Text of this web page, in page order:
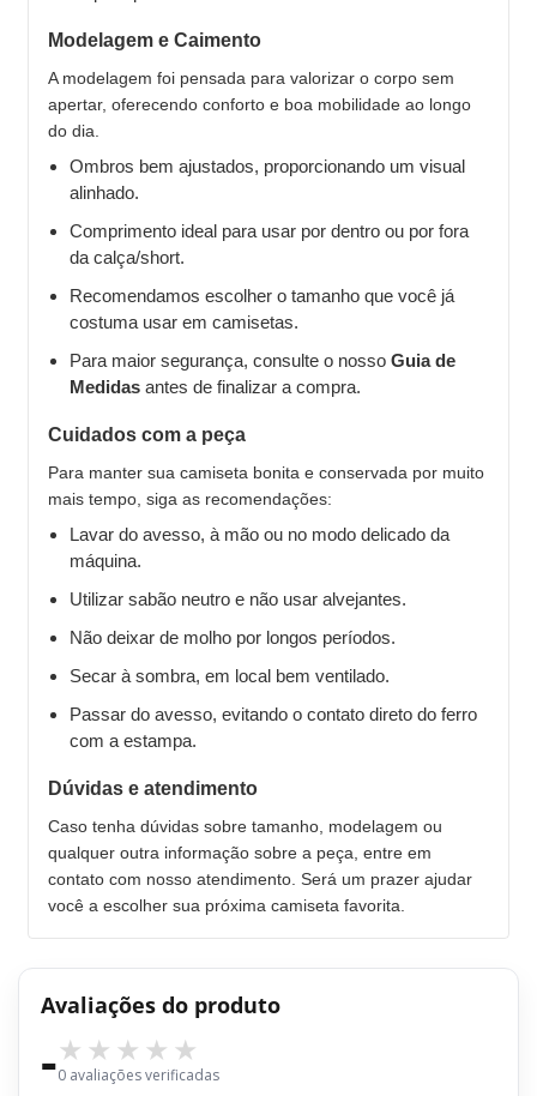
Modelagem e Caimento
A modelagem foi pensada para valorizar o corpo sem
apertar, oferecendo conforto e boa mobilidade ao longo
do dia.
Ombros bem ajustados, proporcionando um visual
alinhado.
Comprimento ideal para usar por dentro ou por fora
da calça/short.
Recomendamos escolher o tamanho que você já
costuma usar em camisetas.
Para maior segurança, consulte o nosso Guia de
Medidas antes de finalizar a compra.
Cuidados com a peça
Para manter sua camiseta bonita e conservada por muito
mais tempo, siga as recomendações:
Lavar do avesso, à mão ou no modo delicado da
máquina.
Utilizar sabão neutro e não usar alvejantes.
Não deixar de molho por longos períodos.
Secar à sombra, em local bem ventilado.
Passar do avesso, evitando o contato direto do ferro
com a estampa.
Dúvidas e atendimento
Caso tenha dúvidas sobre tamanho, modelagem ou
qualquer outra informação sobre a peça, entre em
contato com nosso atendimento. Será um prazer ajudar
você a escolher sua próxima camiseta favorita.
Avaliações do produto
-0 avaliações verificadas